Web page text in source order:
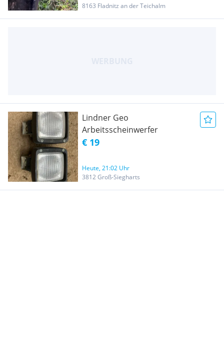
8163 Fladnitz an der Teichalm
Lindner Geo
Arbeitsscheinwerfer
€ 19
Heute, 21:02 Uhr
3812 Groß-Siegharts